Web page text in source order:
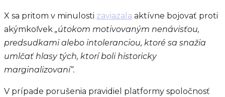
X sa pritom v minulosti zaviazala aktívne bojovať proti
akýmkoľvek „útokom motivovaným nenávisťou,
predsudkami alebo intoleranciou, ktoré sa snažia
umlčať hlasy tých, ktorí boli historicky
marginalizovaní“.
V prípade porušenia pravidiel platformy spoločnosť